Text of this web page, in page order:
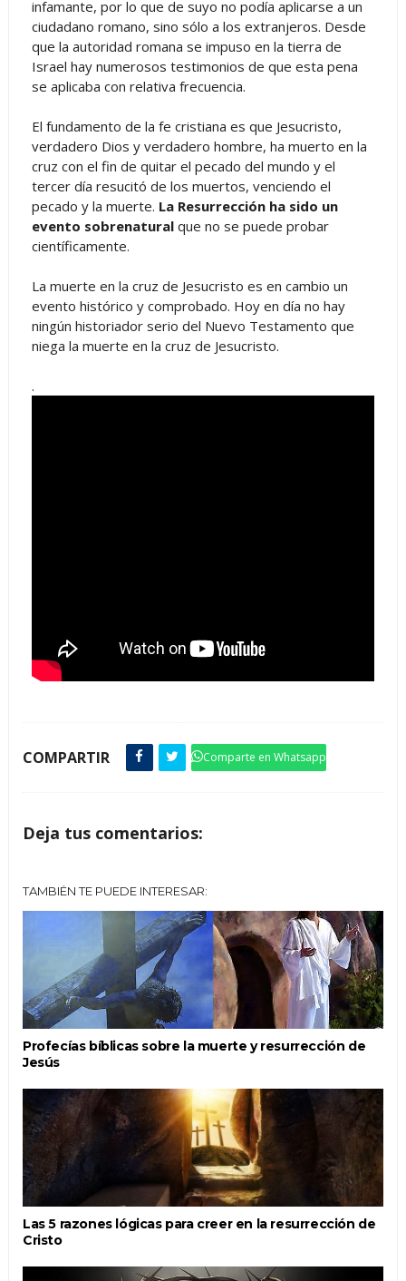
infamante, por lo que de suyo no podía aplicarse a un
ciudadano romano, sino sólo a los extranjeros. Desde
que la autoridad romana se impuso en la tierra de
Israel hay numerosos testimonios de que esta pena
se aplicaba con relativa frecuencia.
El fundamento de la fe cristiana es que Jesucristo,
verdadero Dios y verdadero hombre, ha muerto en la
cruz con el fin de quitar el pecado del mundo y el
tercer día resucitó de los muertos, venciendo el
pecado y la muerte. La Resurrección ha sido un
evento sobrenaturalque no se puede probar
científicamente.
La muerte en la cruz de Jesucristo es en cambio un
evento histórico y comprobado. Hoy en día no hay
ningún historiador serio del Nuevo Testamento que
niega la muerte en la cruz de Jesucristo.
.
COMPARTIR Comparte en Whatsapp
Deja tus comentarios:
TAMBIÉN TE PUEDE INTERESAR:
Profecías bíblicas sobre la muerte y resurrección de
Jesús
Las 5 razones lógicas para creer en la resurrección de
Cristo